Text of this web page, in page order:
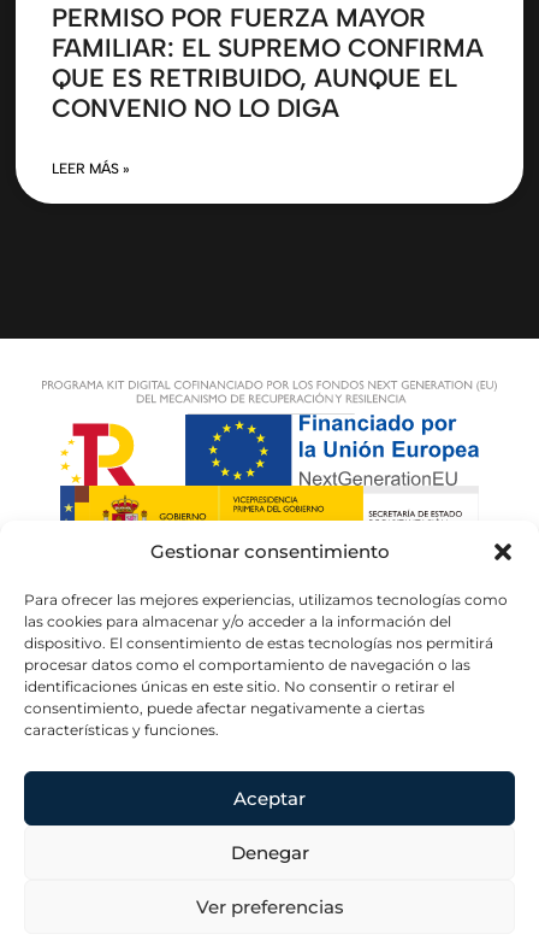
Gestionar consentimiento
Para ofrecer las mejores experiencias, utilizamos tecnologías como
las cookies para almacenar y/o acceder a la información del
dispositivo. El consentimiento de estas tecnologías nos permitirá
procesar datos como el comportamiento de navegación o las
identificaciones únicas en este sitio. No consentir o retirar el
consentimiento, puede afectar negativamente a ciertas
características y funciones.
Aceptar
Denegar
Ver preferencias
PERMISO POR FUERZA MAYOR
FAMILIAR: EL SUPREMO CONFIRMA
QUE ES RETRIBUIDO, AUNQUE EL
CONVENIO NO LO DIGA
LEER MÁS »
Hoyo
Contacta
Plaza del
Conde de
Casal, 8. 3º
Dcha.
elenadelhoyo@elenadelhoyo.com
Legal